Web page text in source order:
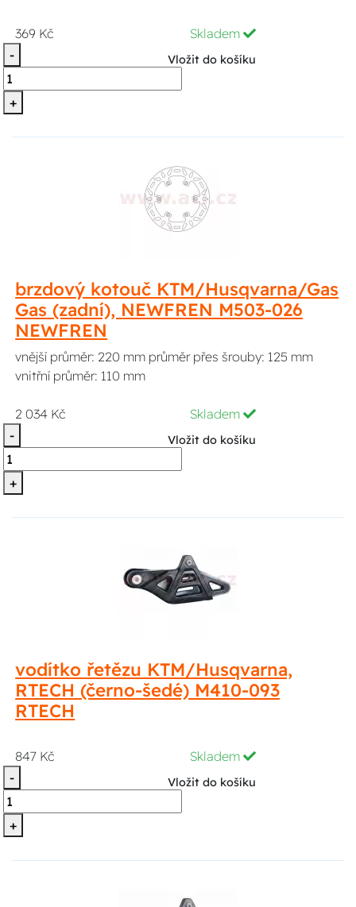
369 Kč
Skladem
-
+
Vložit do košíku
brzdový kotouč KTM/Husqvarna/Gas
Gas (zadní), NEWFREN M503-026
NEWFREN
vnější průměr: 220 mm průměr přes šrouby: 125 mm
vnitřní průměr: 110 mm
2 034 Kč
Skladem
-
+
Vložit do košíku
vodítko řetězu KTM/Husqvarna,
RTECH (černo-šedé) M410-093
RTECH
847 Kč
Skladem
-
+
Vložit do košíku